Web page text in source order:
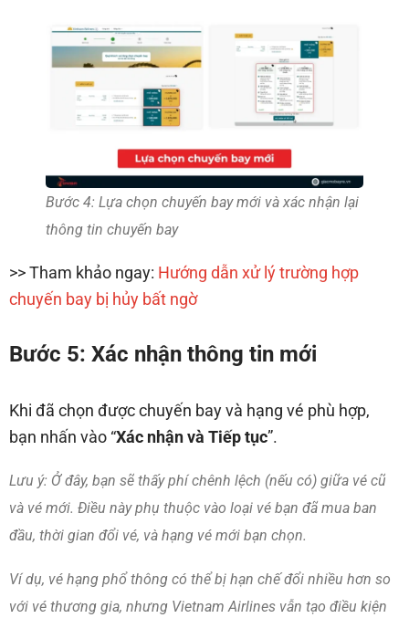
Bước 4: Lựa chọn chuyến bay mới và xác nhận lại
thông tin chuyến bay
>> Tham khảo ngay: Hướng dẫn xử lý trường hợp
chuyến bay bị hủy bất ngờ
Bước 5: Xác nhận thông tin mới
Khi đã chọn được chuyến bay và hạng vé phù hợp,
bạn nhấn vào “Xác nhận và Tiếp tục”.
Lưu ý: Ở đây, bạn sẽ thấy phí chênh lệch (nếu có) giữa vé cũ
và vé mới. Điều này phụ thuộc vào loại vé bạn đã mua ban
đầu, thời gian đổi vé, và hạng vé mới bạn chọn.
Ví dụ, vé hạng phổ thông có thể bị hạn chế đổi nhiều hơn so
với vé thương gia, nhưng Vietnam Airlines vẫn tạo điều kiện